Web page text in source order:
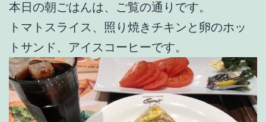
本日の朝ごはんは、ご覧の通りです。
トマトスライス、照り焼きチキンと卵のホッ
トサンド、アイスコーヒーです。